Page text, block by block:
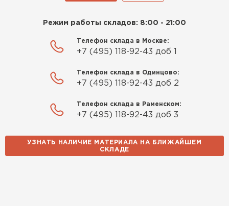
14.10.2025
Использовали для строительства гаража и
хозблока. Блоки ровные, кладка шла быстро,
30.10.2025
Не первый раз беру газобетон, этот вариант
понравился. Соотношение цена/качество
Режим работы складов: 8:00 - 21:00
Телефон склада в Москве:
+7 (495) 118-92-43 доб 1
Телефон склада в Одинцово:
+7 (495) 118-92-43 доб 2
Телефон склада в Раменском:
+7 (495) 118-92-43 доб 3
УЗНАТЬ НАЛИЧИЕ МАТЕРИАЛА НА БЛИЖАЙШЕМ
СКЛАДЕ